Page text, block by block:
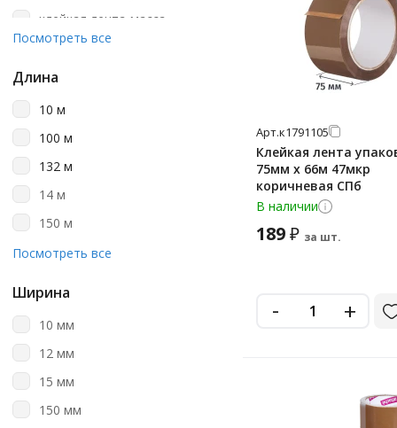
черный
клейкая лента-масса
монтажная лента
стреппинг лента
упаковочная
упаковочная в наборе
Посмотреть все
Длина
10 м
100 м
132 м
14 м
150 м
198 м
Посмотреть все
Ширина
10 мм
12 мм
15 мм
150 мм
Арт.к1791105
Клейкая лента
75мм х 66м 47мкр
коричневая СПб
В наличии
189₽ за шт.
- +